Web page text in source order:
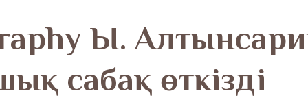
Ы.
сабақ өткізді